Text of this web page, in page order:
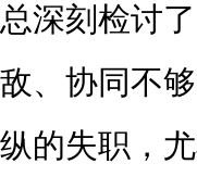
总深刻检讨
敌、协同不
纵的失职，